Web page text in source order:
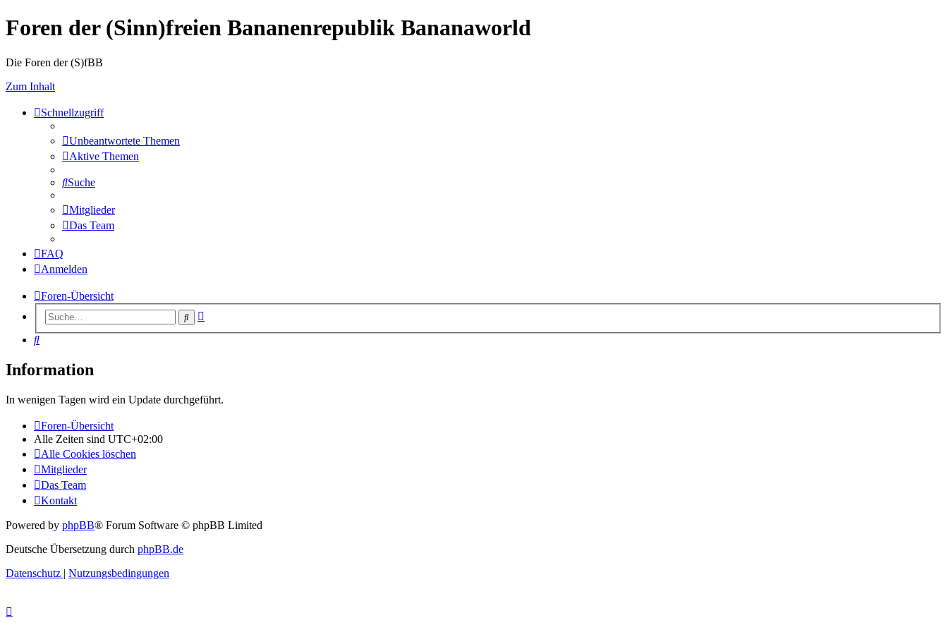
Foren der (Sinn)freien Bananenrepublik Bananaworld
Die Foren der (S)fBB
Zum Inhalt
Schnellzugriff
Unbeantwortete Themen
Aktive Themen
Suche
Mitglieder
Das Team
FAQ
Anmelden
Foren-Übersicht
Suche
Suche
Information
In wenigen Tagen wird ein Update durchgeführt.
Foren-Übersicht
Alle Zeiten sind UTC+02:00
Alle Cookies löschen
Mitglieder
Das Team
Kontakt
Powered by phpBB® Forum Software © phpBB Limited
Deutsche Übersetzung durch phpBB.de
Datenschutz | Nutzungsbedingungen